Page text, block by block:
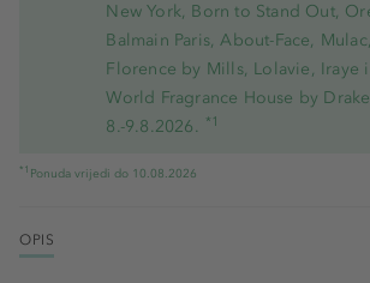
New York, Born to Stand Out,
Balmain Paris, About-Face,
Florence by Mills, Lolavie, Iraye
World Fragrance House by
8.-9.8.2026. *1
*1 Ponuda vrijedi do 10.08.2026
OPIS